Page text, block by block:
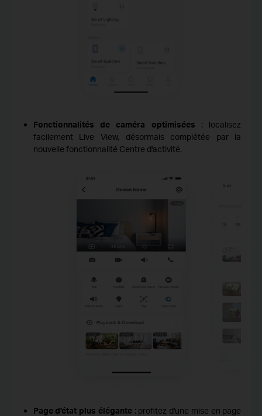
Fonctionnalités de caméra optimisées : localisez
facilement Live View, désormais complétée par la
nouvelle fonctionnalité Centre d'activité.
Page d'état plus élégante: profitez d'une mise en page